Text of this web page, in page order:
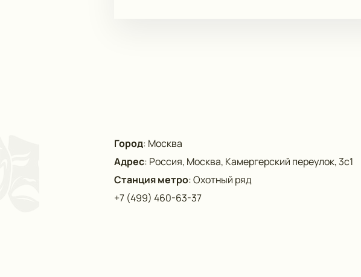
Город: Москва
Адрес: Россия, Москва, Камергерский переулок, 3с1
Станция метро:Охотный ряд
+7 (499) 460-63-37